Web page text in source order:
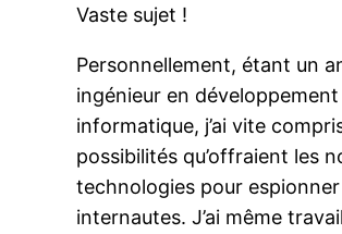
Vaste sujet !
Personnellement, étant un
ingénieur en développement
informatique, j’ai vite
possibilités qu’offraient les
technologies pour
internautes. J’ai même